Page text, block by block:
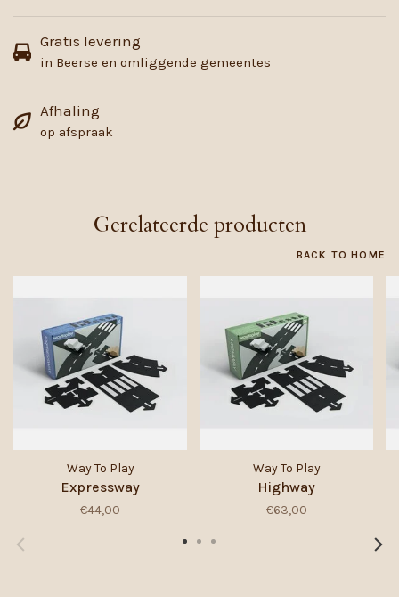
Gratis levering
in Beerse en omliggende gemeentes
Afhaling
op afspraak
Gerelateerde producten
BACK TO HOME
Way To Play
Expressway
€44,00
Way To Play
Highway
€63,00